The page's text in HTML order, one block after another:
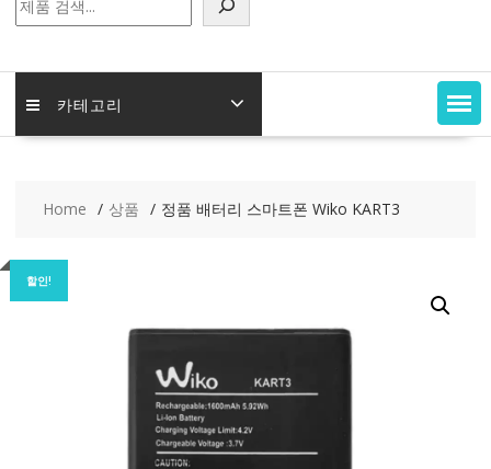
색
카테고리
Home 상품 정품 배터리 스마트폰 Wiko KART3
할인!